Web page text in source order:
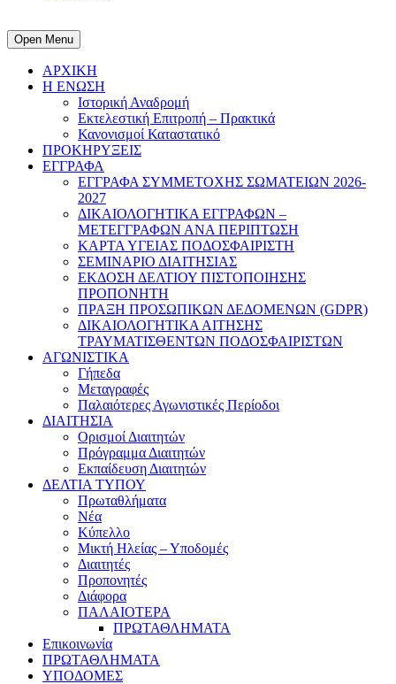
Open Menu
ΑΡΧΙΚΗ
Η ΕΝΩΣΗ
Ιστορική Αναδρομή
Εκτελεστική Επιτροπή – Πρακτικά
Κανονισμοί Καταστατικό
ΠΡΟΚΗΡΥΞΕΙΣ
ΕΓΓΡΑΦΑ
ΕΓΓΡΑΦΑ ΣΥΜΜΕΤΟΧΗΣ ΣΩΜΑΤΕΙΩΝ 2026-
2027
ΔΙΚΑΙΟΛΟΓΗΤΙΚΑ ΕΓΓΡΑΦΩΝ –
ΜΕΤΕΓΓΡΑΦΩΝ ΑΝΑ ΠΕΡΙΠΤΩΣΗ
ΚΑΡΤΑ ΥΓΕΙΑΣ ΠΟΔΟΣΦΑΙΡΙΣΤΗ
ΣΕΜΙΝΑΡΙΟ ΔΙΑΙΤΗΣΙΑΣ
ΕΚΔΟΣΗ ΔΕΛΤΙΟΥ ΠΙΣΤΟΠΟΙΗΣΗΣ
ΠΡΟΠΟΝΗΤΗ
ΠΡΑΞΗ ΠΡΟΣΩΠΙΚΩΝ ΔΕΔΟΜΕΝΩΝ (GDPR)
ΔΙΚΑΙΟΛΟΓΗΤΙΚΑ ΑΙΤΗΣΗΣ
ΤΡΑΥΜΑΤΙΣΘΕΝΤΩΝ ΠΟΔΟΣΦΑΙΡΙΣΤΩΝ
ΑΓΩΝΙΣΤΙΚΑ
Γήπεδα
Μεταγραφές
Παλαιότερες Αγωνιστικές Περίοδοι
ΔΙΑΙΤΗΣΙΑ
Ορισμοί Διαιτητών
Πρόγραμμα Διαιτητών
Εκπαίδευση Διαιτητών
ΔΕΛΤΙΑ ΤΥΠΟΥ
Πρωταθλήματα
Νέα
Κύπελλο
Μικτή Ηλείας – Υποδομές
Διαιτητές
Προπονητές
Διάφορα
ΠΑΛΑΙΟΤΕΡΑ
ΠΡΩΤΑΘΛΗΜΑΤΑ
Επικοινωνία
ΠΡΩΤΑΘΛΗΜΑΤΑ
ΥΠΟΔΟΜΕΣ